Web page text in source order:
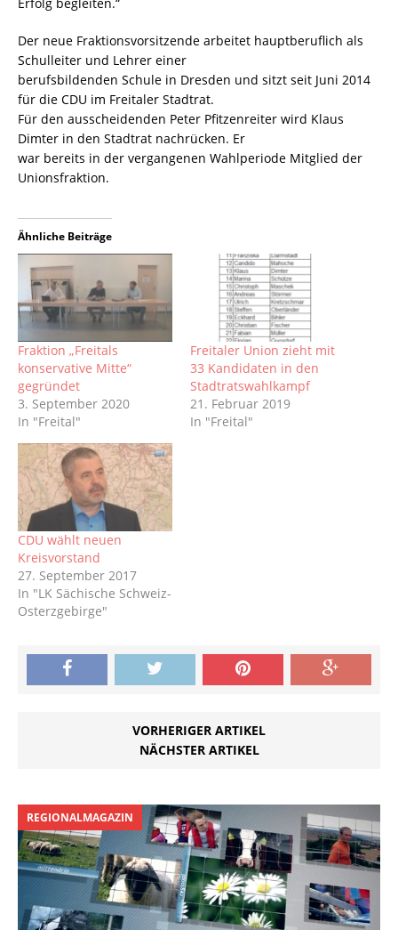
Der neue Fraktionsvorsitzende arbeitet hauptberuflich als
Schulleiter und Lehrer einer
berufsbildenden Schule in Dresden und sitzt seit Juni 2014
für die CDU im Freitaler Stadtrat.
Für den ausscheidenden Peter Pfitzenreiter wird Klaus
Dimter in den Stadtrat nachrücken. Er
war bereits in der vergangenen Wahlperiode Mitglied der
Unionsfraktion.
Ähnliche Beiträge
Fraktion „Freitals
konservative Mitte“
gegründet
3. September 2020
In "Freital"
Freitaler Union zieht mit
33 Kandidaten in den
Stadtratswahlkampf
21. Februar 2019
In "Freital"
CDU wählt neuen
Kreisvorstand
27. September 2017
In "LK Sächische Schweiz-
Osterzgebirge"
VORHERIGER ARTIKEL
NÄCHSTER ARTIKEL
REGIONALMAGAZIN